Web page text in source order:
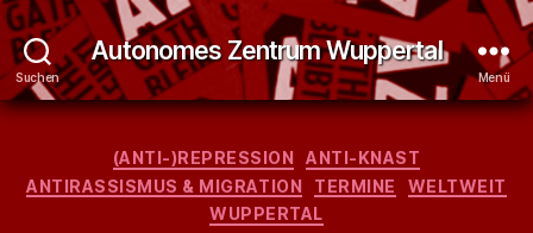
Suchen
Autonomes Zentrum Wuppertal
Menü
Kategorien
(ANTI-)REPRESSION
ANTI-KNAST
ANTIRASSISMUS & MIGRATION
TERMINE
WELTWEIT
WUPPERTAL